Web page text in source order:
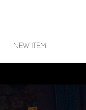
NEW ITEM